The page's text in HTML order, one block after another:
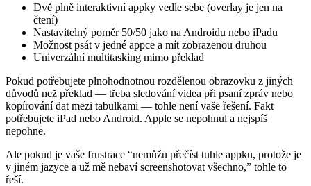
Dvě plně interaktivní appky vedle sebe (overlay je jen na
čtení)
Nastavitelný poměr 50/50 jako na Androidu nebo iPadu
Možnost psát v jedné appce a mít zobrazenou druhou
Univerzální multitasking mimo překlad
Pokud potřebujete plnohodnotnou rozdělenou obrazovku z jiných
důvodů než překlad — třeba sledování videa při psaní zpráv nebo
kopírování dat mezi tabulkami — tohle není vaše řešení. Fakt
potřebujete iPad nebo Android. Apple se nepohnul a nejspíš
nepohne.
Ale pokud je vaše frustrace “nemůžu přečíst tuhle appku, protože je
v jiném jazyce a už mě nebaví screenshotovat všechno,” tohle to
řeší.